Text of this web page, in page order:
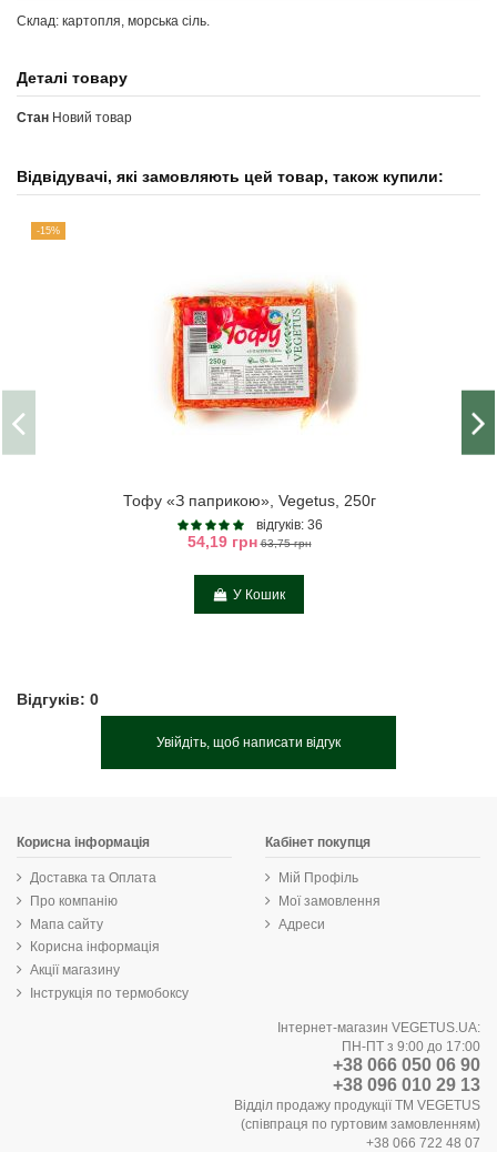
Склад: картопля, морська сіль.
Деталі товару
Стан Новий товар
Відвідувачі, які замовляють цей товар, також купили:
-15%
Тофу «З паприкою», Vegetus, 250г
відгуків: 36
54,19 грн 63,75 грн
У Кошик
Відгуків: 0
Увійдіть, щоб написати відгук
Корисна інформація
Доставка та Оплата
Про компанію
Мапа сайту
Корисна інформація
Акції магазину
Інструкція по термобоксу
Кабінет покупця
Мій Профіль
Мої замовлення
Адреси
Інтернет-магазин VEGETUS.UA:
ПН-ПТ з 9:00 до 17:00
+38 066 050 06 90
+38 096 010 29 13
Відділ продажу продукції ТМ VEGETUS
(співпраця по гуртовим замовленням)
+38 066 722 48 07